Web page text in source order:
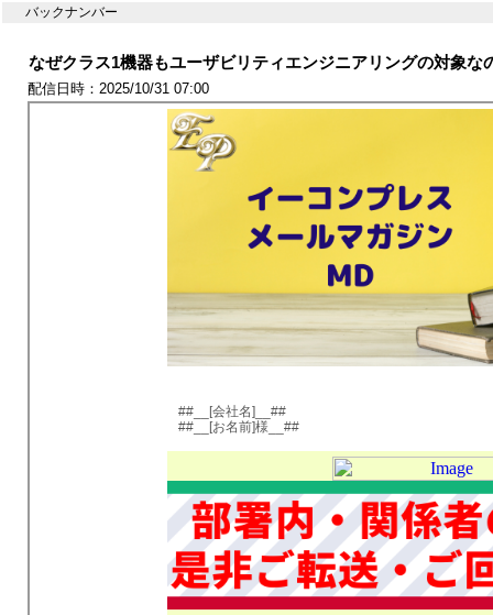
バックナンバー
なぜクラス1機器もユーザビリティエンジニアリングの対象
配信日時：2025/10/31 07:00